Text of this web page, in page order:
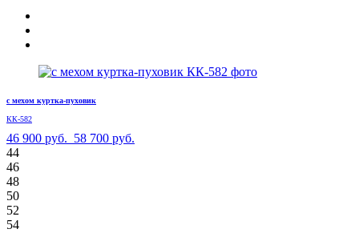
с мехом куртка-пуховик
КК-582
46 900 руб. 58 700 руб.
44
46
48
50
52
54